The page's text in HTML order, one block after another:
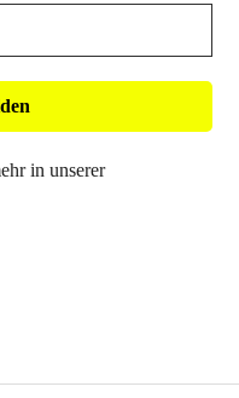
in unserer